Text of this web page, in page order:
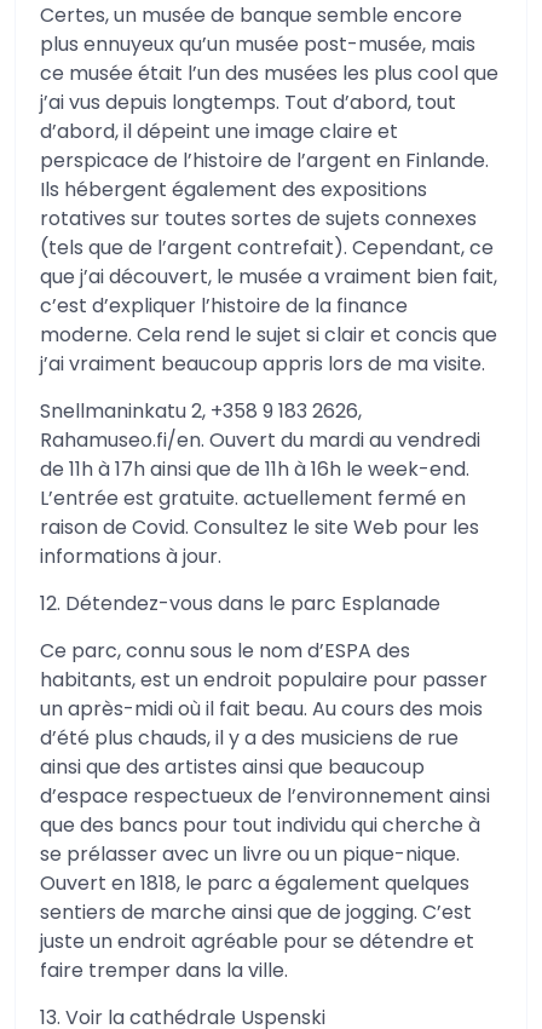
Certes, un musée de banque semble encore
plus ennuyeux qu’un musée post-musée, mais
ce musée était l’un des musées les plus cool que
j’ai vus depuis longtemps. Tout d’abord, tout
d’abord, il dépeint une image claire et
perspicace de l’histoire de l’argent en Finlande.
Ils hébergent également des expositions
rotatives sur toutes sortes de sujets connexes
(tels que de l’argent contrefait). Cependant, ce
que j’ai découvert, le musée a vraiment bien fait,
c’est d’expliquer l’histoire de la finance
moderne. Cela rend le sujet si clair et concis que
j’ai vraiment beaucoup appris lors de ma visite.
Snellmaninkatu 2, +358 9 183 2626,
Rahamuseo.fi/en. Ouvert du mardi au vendredi
de 11h à 17h ainsi que de 11h à 16h le week-end.
L’entrée est gratuite. actuellement fermé en
raison de Covid. Consultez le site Web pour les
informations à jour.
12. Détendez-vous dans le parc Esplanade
Ce parc, connu sous le nom d’ESPA des
habitants, est un endroit populaire pour passer
un après-midi où il fait beau. Au cours des mois
d’été plus chauds, il y a des musiciens de rue
ainsi que des artistes ainsi que beaucoup
d’espace respectueux de l’environnement ainsi
que des bancs pour tout individu qui cherche à
se prélasser avec un livre ou un pique-nique.
Ouvert en 1818, le parc a également quelques
sentiers de marche ainsi que de jogging. C’est
juste un endroit agréable pour se détendre et
faire tremper dans la ville.
13. Voir la cathédrale Uspenski